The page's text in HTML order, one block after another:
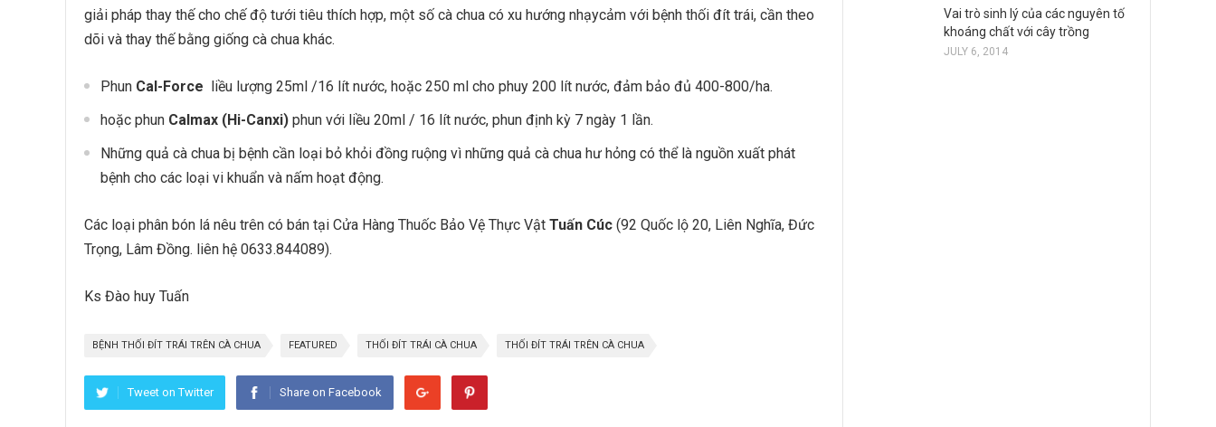
giải pháp thay thế cho chế độ tưới tiêu thích hợp, một số cà chua có xu hướng nhạycảm với bệnh thối đít trái, cần theo
dõi và thay thế bằng giống cà chua khác.
Phun Cal-Force liều lượng 25ml /16 lít nước, hoặc 250 ml cho phuy 200 lít nước, đảm bảo đủ 400-800/ha.
hoặc phun Calmax (Hi-Canxi) phun với liều 20ml / 16 lít nước, phun định kỳ 7 ngày 1 lần.
Những quả cà chua bị bệnh cần loại bỏ khỏi đồng ruộng vì những quả cà chua hư hỏng có thể là nguồn xuất phát
bệnh cho các loại vi khuẩn và nấm hoạt động.
Các loại phân bón lá nêu trên có bán tại Cửa Hàng Thuốc Bảo Vệ Thực Vật Tuấn Cúc (92 Quốc lộ 20, Liên Nghĩa, Đức
Trọng, Lâm Đồng. liên hệ 0633.844089).
Ks Đào huy Tuấn
BỆNH THỐI ĐÍT TRÁI TRÊN CÀ CHUA FEATURED THỐI ĐÍT TRÁI CÀ CHUA THỐI ĐÍT TRÁI TRÊN CÀ CHUA
Tweet on Twitter Share on Facebook
Vai trò sinh lý của các nguyên tố
khoáng chất với cây trồng
JULY 6, 2014